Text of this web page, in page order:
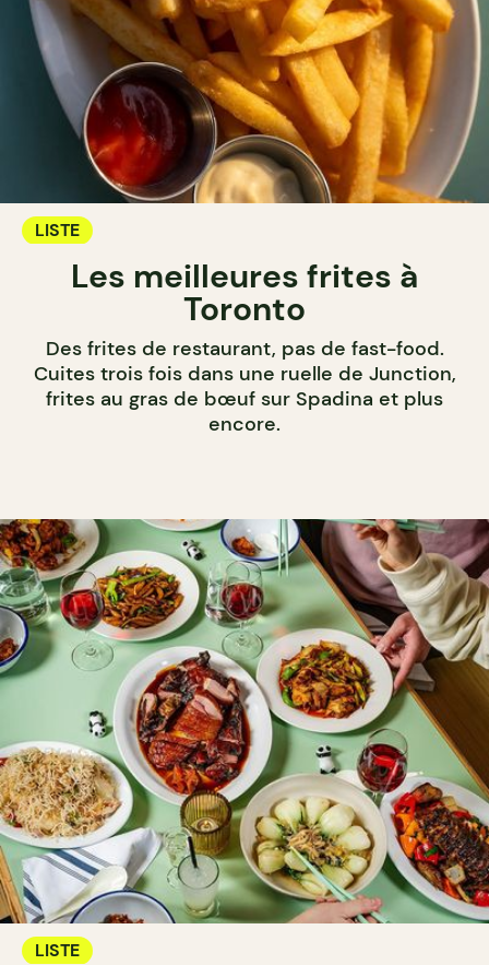
LISTE
Les meilleures frites à
Toronto
Des frites de restaurant, pas de fast-food.
Cuites trois fois dans une ruelle de Junction,
frites au gras de bœuf sur Spadina et plus
encore.
LISTE